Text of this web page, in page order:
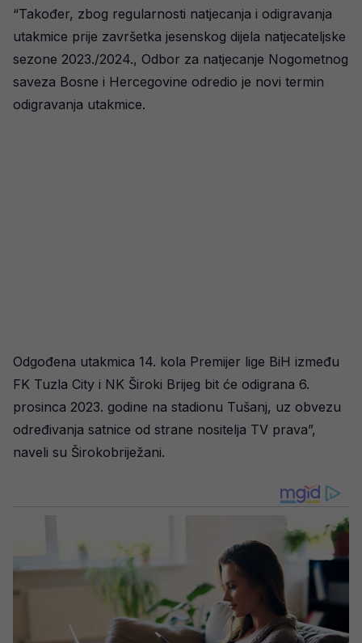
“Također, zbog regularnosti natjecanja i odigravanja
utakmice prije završetka jesenskog dijela natjecateljske
sezone 2023./2024., Odbor za natjecanje Nogometnog
saveza Bosne i Hercegovine odredio je novi termin
odigravanja utakmice.
Odgođena utakmica 14. kola Premijer lige BiH između
FK Tuzla City i NK Široki Brijeg bit će odigrana 6.
prosinca 2023. godine na stadionu Tušanj, uz obvezu
određivanja satnice od strane nositelja TV prava”,
naveli su Širokobriježani.